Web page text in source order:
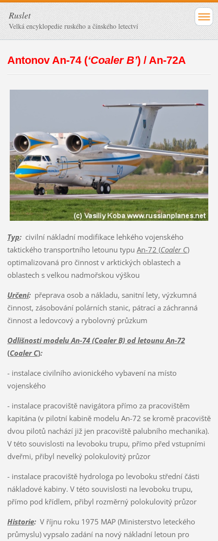
Ruslet
Velká encyklopedie ruského a čínského letectví
Antonov An-74 (‘Coaler B’) / An-72A
Typ:civilní nákladní modifikace lehkého vojenského
taktického transportního letounu typu An-72 (Coaler C)
optimalizovaná pro činnost v arktických oblastech a
oblastech s velkou nadmořskou výškou
Určení:přeprava osob a nákladu, sanitní lety, výzkumná
činnost, zásobování polárních stanic, pátrací a záchranná
činnost a ledovcový a rybolovný průzkum
Odlišnosti modelu An-74 (Coaler B) od letounu An-72
(Coaler C):
- instalace civilního avionického vybavení na místo
vojenského
- instalace pracoviště navigátora přímo za pracovištěm
kapitána (v pilotní kabině modelu An-72 se kromě pracoviště
dvou pilotů nachází již jen pracoviště palubního mechanika).
V této souvislosti na levoboku trupu, přímo před vstupními
dveřmi, přibyl nevelký polokulovitý průzor
- instalace pracoviště hydrologa po levoboku střední části
nákladové kabiny. V této souvislosti na levoboku trupu,
přímo pod křídlem, přibyl rozměrný polokulovitý průzor
Historie:V říjnu roku 1975 MAP (Ministerstvo leteckého
průmyslu) vypsalo zadání na nový nákladní letoun pro